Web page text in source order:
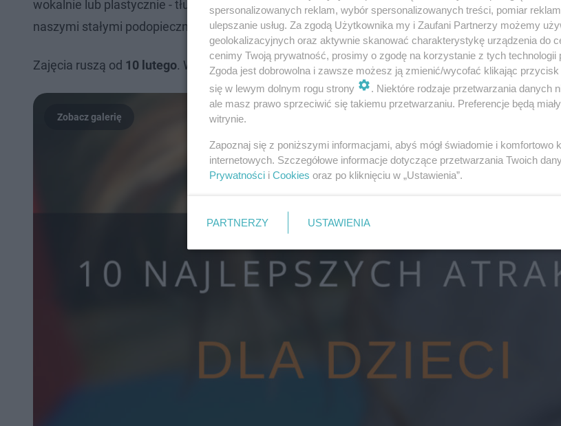
wokalnie lub plastycznie - tłumaczy. - Bardzo często zdarza się, że po takich feryjnych zajęciach
naszymi stałymi podopiecznymi.
Zajęcia ruszą od 10 lutego. Więcej szczegółów na stronie Centrum Kultury 105 w Koszalinie
spersonalizowanych reklam, wybór spersonalizowanych treści, pomiar
ulepszanie usług. Za zgodą Użytkownika my i Zaufani Partnerzy możemy
geolokalizacyjnych oraz aktywnie skanować charakterystykę urządzenia do
cenimy Twoją prywatność, prosimy o zgodę na korzystanie z tych technologii
Zgoda jest dobrowolna i zawsze możesz ją zmienić/wycofać klikając
się w lewym dolnym rogu strony
. Niektóre rodzaje przetwarzania danych
ale masz prawo sprzeciwić się takiemu przetwarzaniu. Preferencje będą
witrynie.
Zapoznaj się z poniższymi informacjami, abyś mógł świadomie i
internetowych. Szczegółowe informacje dotyczące przetwarzania Twoich
Prywatności i Cookies oraz po kliknięciu w „Ustawienia”.
PARTNERZY USTAWIENIA